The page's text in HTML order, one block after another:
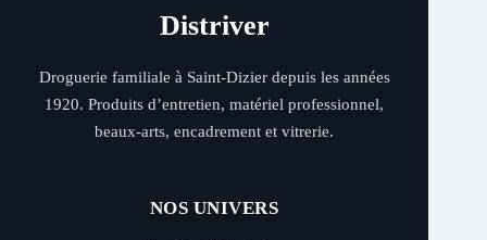
Distriver
Droguerie familiale à Saint-Dizier depuis les années
1920. Produits d’entretien, matériel professionnel,
beaux-arts, encadrement et vitrerie.
NOS UNIVERS